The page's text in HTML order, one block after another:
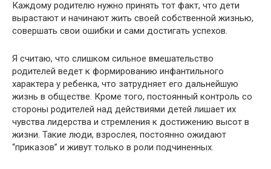
Каждому родителю нужно принять тот факт, что дети
вырастают и начинают жить своей собственной жизнью,
совершать свои ошибки и сами достигать успехов.
Я считаю, что слишком сильное вмешательство
родителей ведет к формированию инфантильного
характера у ребенка, что затрудняет его дальнейшую
жизнь в обществе. Кроме того, постоянный контроль со
стороны родителей над действиями детей лишает их
чувства лидерства и стремления к достижению высот в
жизни. Такие люди, взрослея, постоянно ожидают
“приказов” и живут только в роли подчиненных.